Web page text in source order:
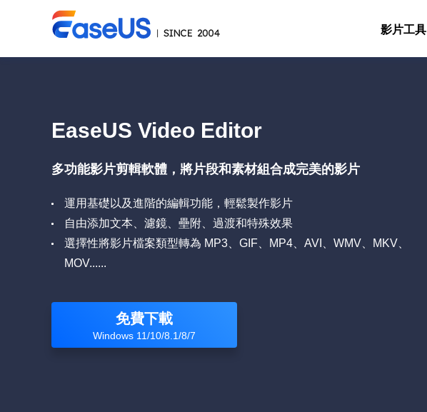
影片工具
EaseUS Video Editor
多功能影片剪輯軟體，將片段和素材組合成完美的影片
運用基礎以及進階的編輯功能，輕鬆製作影片
自由添加文本、濾鏡、壘附、過渡和特殊效果
選擇性將影片檔案類型轉為 MP3、GIF、MP4、AVI、WMV、MKV、
MOV......
免費下載
Windows 11/10/8.1/8/7